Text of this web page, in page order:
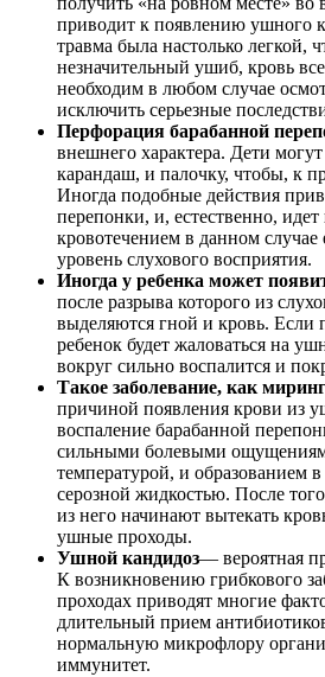
приводит к появлению ушного
травма была настолько легкой,
незначительный ушиб, кровь
необходим в любом случае
исключить серьезные
Перфорация барабанной
внешнего характера. Дети
карандаш, и палочку, чтобы, к
Иногда подобные действия
перепонки, и, естественно,
кровотечением в данном
уровень слухового восприятия.
Иногда у ребенка может
после разрыва которого из
выделяются гной и кровь. Если
ребенок будет жаловаться на
вокруг сильно воспалится и
Такое заболевание, как
причиной появления крови из
воспаление барабанной
сильными болевыми
температурой, и образованием
серозной жидкостью. После
из него начинают вытекать
ушные проходы.
Ушной кандидоз— вероятная
К возникновению грибкового
проходах приводят многие
длительный прием
нормальную микрофлору
иммунитет.